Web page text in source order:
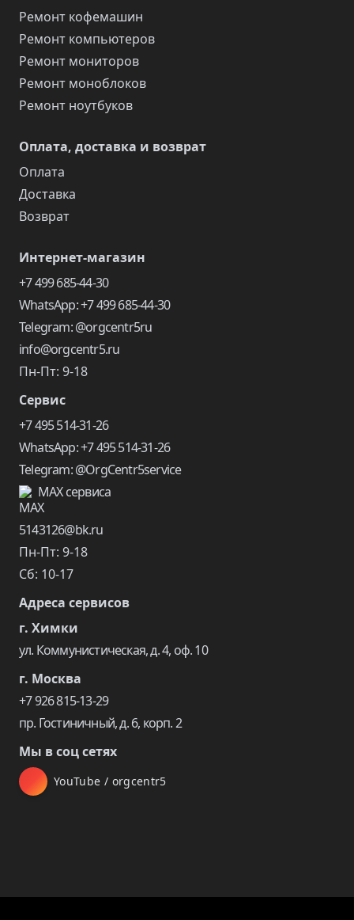
Ремонт кофемашин
Ремонт компьютеров
Ремонт мониторов
Ремонт моноблоков
Ремонт ноутбуков
Оплата, доставка и возврат
Оплата
Доставка
Возврат
Интернет-магазин
+7 499 685-44-30
WhatsApp: +7 499 685-44-30
Telegram: @orgcentr5ru
info@orgcentr5.ru
Пн-Пт: 9-18
Сервис
+7 495 514-31-26
WhatsApp: +7 495 514-31-26
Telegram: @OrgCentr5service
MAX сервиса
5143126@bk.ru
Пн-Пт: 9-18
Сб: 10-17
Адреса сервисов
г. Химки
ул. Коммунистическая, д. 4, оф. 10
г. Москва
+7 926 815-13-29
пр. Гостиничный, д. 6, корп. 2
Мы в соц сетях
YouTube / orgcentr5